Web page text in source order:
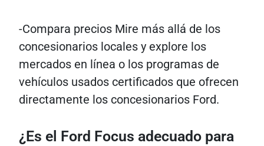
-Compara precios Mire más allá de los
concesionarios locales y explore los
mercados en línea o los programas de
vehículos usados ​​certificados que ofrecen
directamente los concesionarios Ford.
¿Es el Ford Focus adecuado para